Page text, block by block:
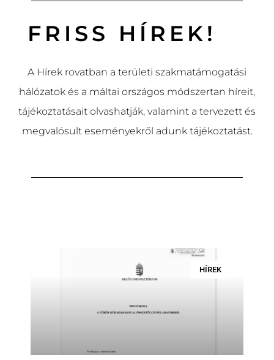
FRISS HÍREK!
A Hírek rovatban a területi szakmatámogatási
hálózatok és a máltai országos módszertan híreit,
tájékoztatásait olvashatják, valamint a tervezett és
megvalósult eseményekről adunk tájékoztatást.
HÍREK